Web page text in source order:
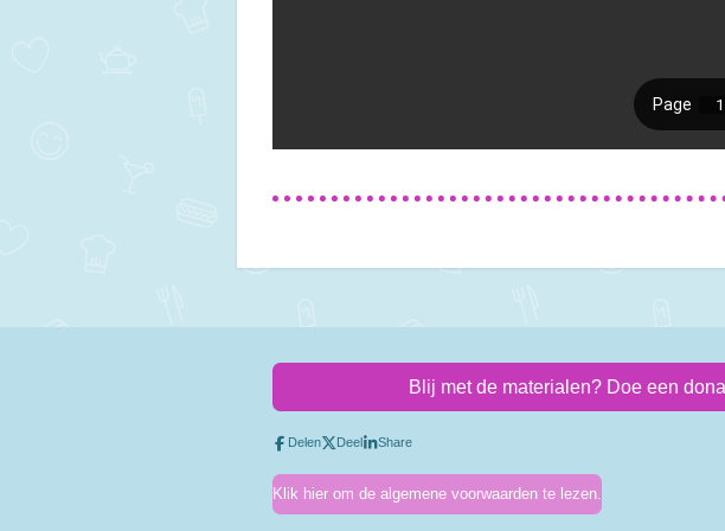
Blij met de materialen? Doe een
Delen Deel Share
Klik hier om de algemene voorwaarden te lezen.